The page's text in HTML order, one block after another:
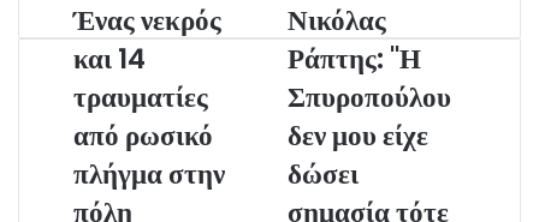
Ένας νεκρός
και 14
τραυματίες
από ρωσικό
πλήγμα στην
πόλη
Νικόλας
Ράπτης: "Η
Σπυροπούλου
δεν μου είχε
δώσει
σημασία τότε